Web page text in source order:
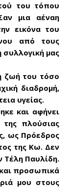
του τόπου
μια αέναη
εικόνα του
από τους
μας
ζωή του τόσο
διαδρομή,
υγείας.
και αφήνει
πλούσιας
ως Πρόεδρος
της Κω. Δεν
Τέλη Παυλίδη.
προσωπικά
μου στους